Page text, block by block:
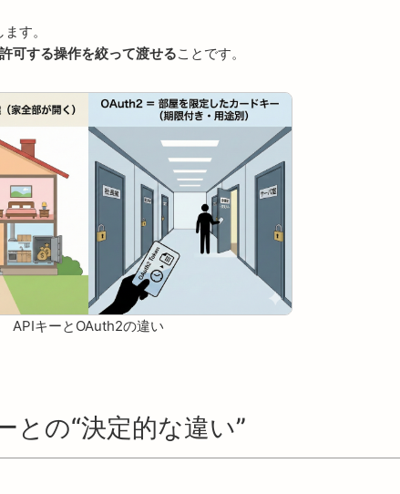
す。
可する操作を絞って渡せることです。
APIキーとOAuth2の違い
の“決定的な違い”